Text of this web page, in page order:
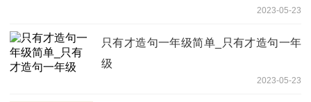
2023-05-23
只有才造句一年级简单_只有才造句一年
级
2023-05-23